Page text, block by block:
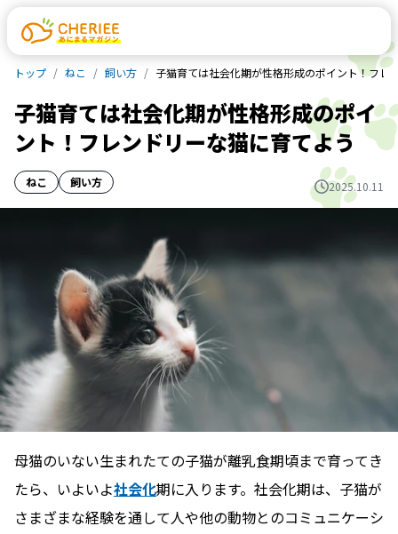
トップ ねこ 飼い方 子猫育ては社会化期が性格形成のポイント！フレ
子猫育ては社会化期が性格形成のポイ
ント！フレンドリーな猫に育てよう
ねこ 飼い方 2025.10.11
母猫のいない生まれたての子猫が離乳食期頃まで育ってき
たら、いよいよ社会化期に入ります。社会化期は、子猫が
さまざまな経験を通して人や他の動物とのコミュニケーシ